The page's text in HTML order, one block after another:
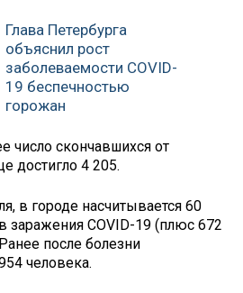
Глава Петербурга
объяснил рост
заболеваемости COVID-
19 беспечностью
горожан
число скончавшихся от
достигло 4 205.
в городе насчитывается 60
заражения COVID-19 (плюс 672
после болезни
человека.